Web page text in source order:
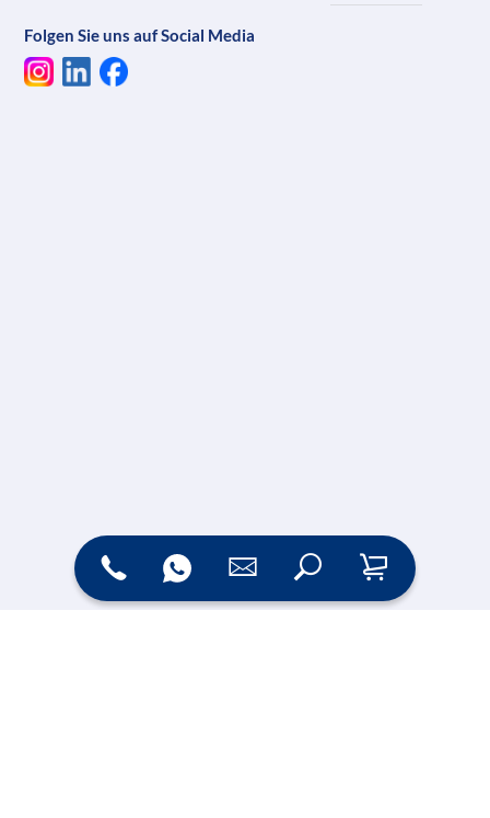
Folgen Sie uns auf Social Media